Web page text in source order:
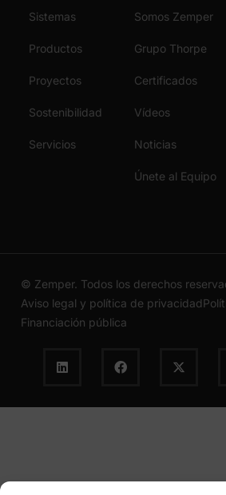
Sistemas
Productos
Proyectos
Sostenibilidad
Servicios
Somos Zemper
Grupo Thorpe
Certificados
Vídeos
Noticias
Únete al Equipo
© Zemper. Todos los derechos
Aviso legal y política de privacidad
Financiación pública